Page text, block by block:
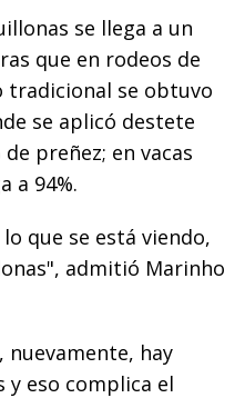
se llega a un
que en rodeos de
tradicional se obtuvo
se aplicó destete
preñez; en vacas
a 94%.
que se está viendo,
admitió Marinho
nuevamente, hay
y eso complica el